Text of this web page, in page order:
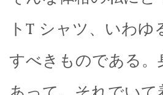
トT シャツ、いわ
すべきものである